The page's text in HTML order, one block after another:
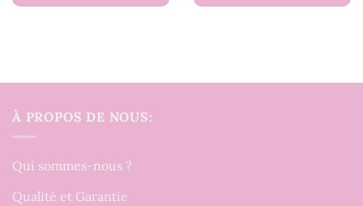
À PROPOS DE NOUS:
Qui sommes-nous ?
Qualité et Garantie